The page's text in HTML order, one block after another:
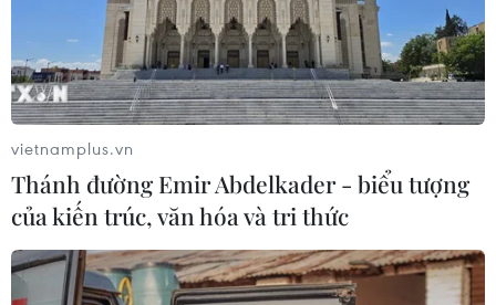
16/01/2020 22:41
Theo Liên hợp quốc, hội nghị tại Berlin được tổ chức
nhằm chấm dứt sự can thiệp của lực lượng nước ngoài
cũng như sự chia rẽ quốc tế về vấn đề Libya.
vietnamplus.vn
Thánh đường Emir Abdelkader - biểu tượng
của kiến trúc, văn hóa và tri thức